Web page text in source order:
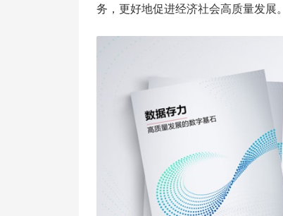
务，更好地促进经济社会高质量发展